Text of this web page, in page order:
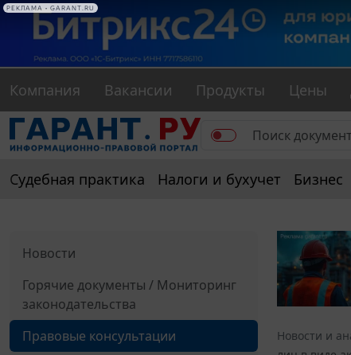
Компания Вакансии Продукты Цены
Судебная практика Налоги и бухучет Бизнес
Новости
Горячие документы / Мониторинг
законодательства
Правовые консультации
Новости и
РЕКЛАМА • GARANT.RU